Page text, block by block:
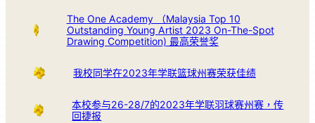
The One Academy （Malaysia Top 10
Outstanding Young Artist 2023 On-The-Spot
Drawing Competition) 最高荣誉奖
我校同学在2023年学联篮球州赛荣获佳绩
本校参与26-28/7的2023年学联羽球赛州赛，传
回捷报